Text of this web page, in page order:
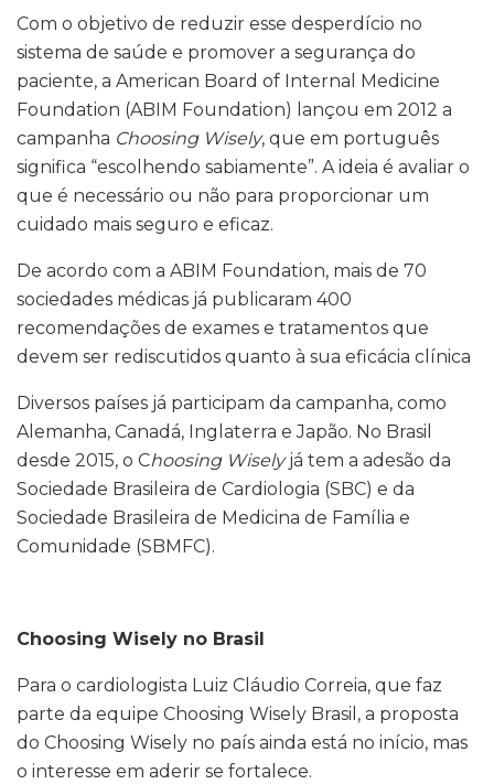
Com o objetivo de reduzir esse desperdício no
sistema de saúde e promover a segurança do
paciente, a American Board of Internal Medicine
Foundation (ABIM Foundation) lançou em 2012 a
campanha Choosing Wisely, que em português
significa “escolhendo sabiamente”. A ideia é avaliar o
que é necessário ou não para proporcionar um
cuidado mais seguro e eficaz.
De acordo com a ABIM Foundation, mais de 70
sociedades médicas já publicaram 400
recomendações de exames e tratamentos que
devem ser rediscutidos quanto à sua eficácia clínica
Diversos países já participam da campanha, como
Alemanha, Canadá, Inglaterra e Japão. No Brasil
desde 2015, o Choosing Wiselyjá tem a adesão da
Sociedade Brasileira de Cardiologia (SBC) e da
Sociedade Brasileira de Medicina de Família e
Comunidade (SBMFC).
Choosing Wisely no Brasil
Para o cardiologista Luiz Cláudio Correia, que faz
parte da equipe Choosing Wisely Brasil, a proposta
do Choosing Wisely no país ainda está no início, mas
o interesse em aderir se fortalece.